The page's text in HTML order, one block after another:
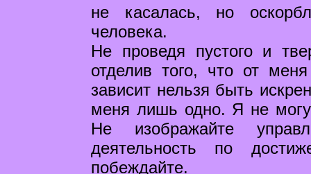
не касалась, но
человека.
Не проведя пустого и
отделив того, что от
зависит нельзя быть
меня лишь одно. Я не
Не изображайте
деятельность по
побеждайте.